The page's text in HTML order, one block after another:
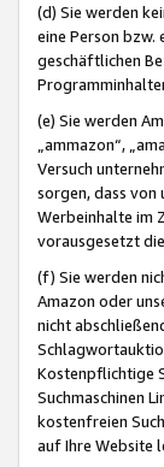
(d) Sie werden
eine Person
geschäftlichen
(e) Sie werden
„ammazon“,
Versuch
sorgen, dass von
Werbeinhalte im
vorausgesetzt
(f) Sie werden
Amazon oder
nicht
Kostenpflichtige
Suchmaschinen
kostenfreien
auf Ihre Website